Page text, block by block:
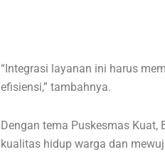
“Integrasi layanan ini harus
efisiensi,” tambahnya.
Dengan tema Puskesmas
kualitas hidup warga dan